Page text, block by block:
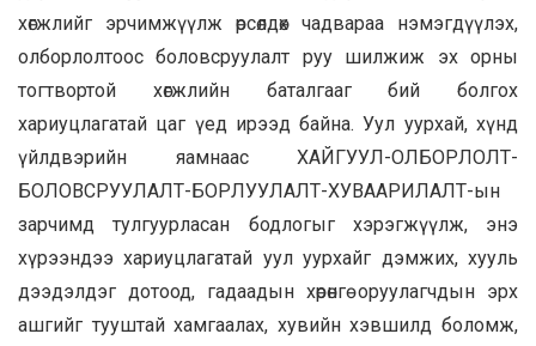
хөгжлийг эрчимжүүлж өрсөлдөх чадвараа нэмэгдүүлэх,
олборлолтоос боловсруулалт руу шилжиж эх орны
тогтвортой хөгжлийн баталгааг бий болгох
хариуцлагатай цаг үед ирээд байна. Уул уурхай, хүнд
үйлдвэрийн яамнаас ХАЙГУУЛ-ОЛБОРЛОЛТ-
БОЛОВСРУУЛАЛТ-БОРЛУУЛАЛТ-ХУВААРИЛАЛТ-ын
зарчимд тулгуурласан бодлогыг хэрэгжүүлж, энэ
хүрээндээ хариуцлагатай уул уурхайг дэмжих, хууль
дээдэлдэг дотоод, гадаадын хөрөнгө оруулагчдын эрх
ашгийг тууштай хамгаалах, хувийн хэвшилд боломж,